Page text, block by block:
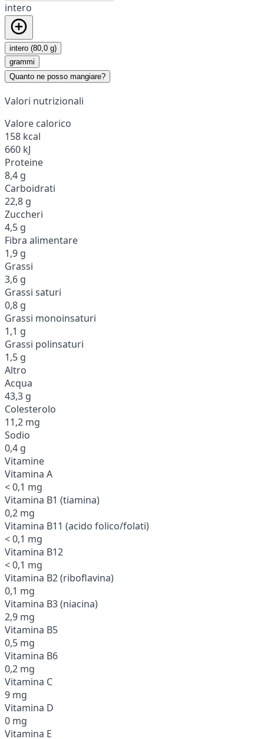
intero
intero (80,0 g)
grammi
Quanto ne posso mangiare?
Valori nutrizionali
Valore calorico
158 kcal
660 kJ
Proteine
8,4 g
Carboidrati
22,8 g
Zuccheri
4,5 g
Fibra alimentare
1,9 g
Grassi
3,6 g
Grassi saturi
0,8 g
Grassi monoinsaturi
1,1 g
Grassi polinsaturi
1,5 g
Altro
Acqua
43,3 g
Colesterolo
11,2 mg
Sodio
0,4 g
Vitamine
Vitamina A
< 0,1 mg
Vitamina B1 (tiamina)
0,2 mg
Vitamina B11 (acido folico/folati)
< 0,1 mg
Vitamina B12
< 0,1 mg
Vitamina B2 (riboflavina)
0,1 mg
Vitamina B3 (niacina)
2,9 mg
Vitamina B5
0,5 mg
Vitamina B6
0,2 mg
Vitamina C
9 mg
Vitamina D
0 mg
Vitamina E